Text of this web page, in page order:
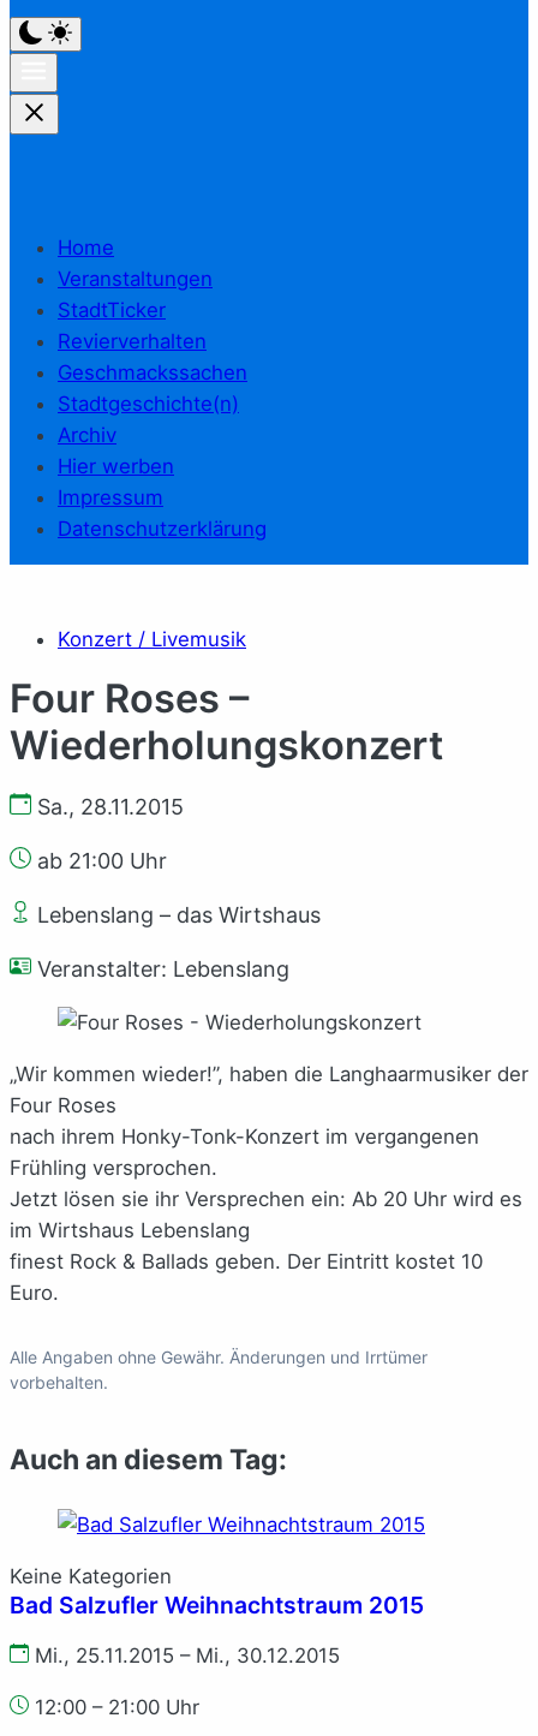
Home
Veranstaltungen
StadtTicker
Revierverhalten
Geschmackssachen
Stadtgeschichte(n)
Archiv
Hier werben
Impressum
Datenschutzerklärung
Konzert / Livemusik
Four Roses –
Wiederholungskonzert
Sa., 28.11.2015
ab 21:00 Uhr
Lebenslang – das Wirtshaus
Veranstalter: Lebenslang
„Wir kommen wieder!”, haben die Langhaarmusiker der
Four Roses
nach ihrem Honky-Tonk-Konzert im vergangenen
Frühling versprochen.
Jetzt lösen sie ihr Versprechen ein: Ab 20 Uhr wird es
im Wirtshaus Lebenslang
finest Rock & Ballads geben. Der Eintritt kostet 10
Euro.
Alle Angaben ohne Gewähr. Änderungen und Irrtümer
vorbehalten.
Auch an diesem Tag:
Keine Kategorien
Bad Salzufler Weihnachtstraum 2015
Mi., 25.11.2015 – Mi., 30.12.2015
12:00 – 21:00 Uhr